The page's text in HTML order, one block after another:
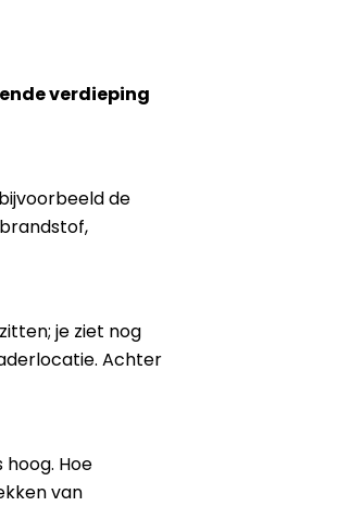
verdieping
de
je ziet nog
Achter
Hoe
van